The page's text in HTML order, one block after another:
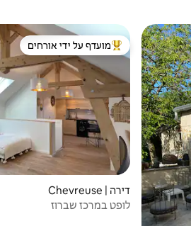
מוביל בקרב נכסים מועדפים על
מועדף על ידי אורחים
דירה | Chevreuse
לופט במרכז שברוז